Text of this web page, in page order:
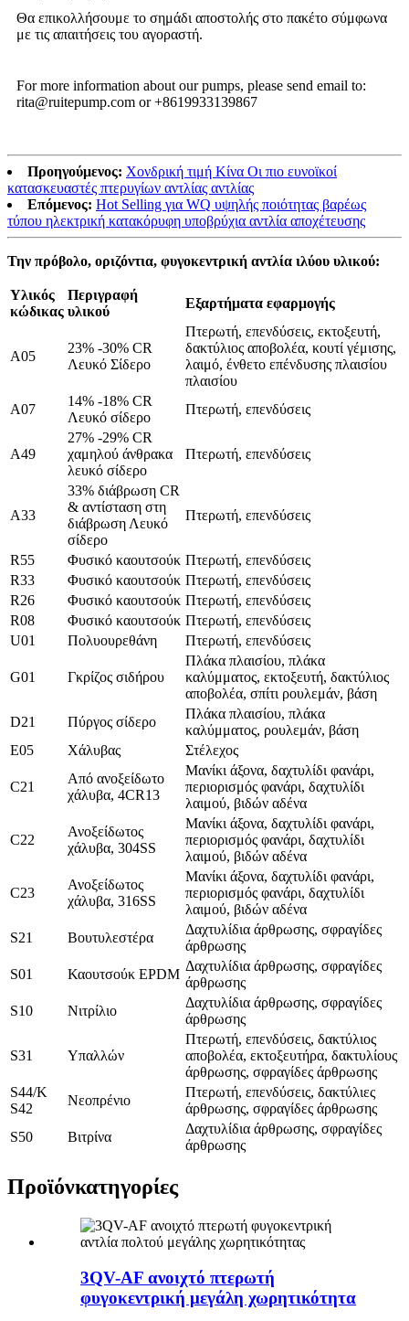
Θα επικολλήσουμε το σημάδι αποστολής στο πακέτο σύμφωνα
με τις απαιτήσεις του αγοραστή.
For more information about our pumps, please send email to:
rita@ruitepump.com or +8619933139867
Προηγούμενος: Χονδρική τιμή Κίνα Οι πιο ευνοϊκοί
κατασκευαστές πτερυγίων αντλίας αντλίας
Επόμενος: Hot Selling για WQ υψηλής ποιότητας βαρέως
τύπου ηλεκτρική κατακόρυφη υποβρύχια αντλία αποχέτευσης
Την πρόβολο, οριζόντια, φυγοκεντρική αντλία ιλύου υλικού:
Υλικός
κώδικας
Περιγραφή
υλικού
Εξαρτήματα εφαρμογής
A05
23% -30% CR
Λευκό Σίδερο
Πτερωτή, επενδύσεις, εκτοξευτή,
δακτύλιος αποβολέα, κουτί γέμισης,
λαιμό, ένθετο επένδυσης πλαισίου
πλαισίου
A07
14% -18% CR
Λευκό σίδερο
Πτερωτή, επενδύσεις
Α49
27% -29% CR
χαμηλού άνθρακα
λευκό σίδερο
Πτερωτή, επενδύσεις
Α33
33% διάβρωση CR
& αντίσταση στη
διάβρωση Λευκό
σίδερο
Πτερωτή, επενδύσεις
R55 Φυσικό καουτσούκ Πτερωτή, επενδύσεις
R33
Φυσικό καουτσούκ Πτερωτή, επενδύσεις
R26
Φυσικό καουτσούκ Πτερωτή, επενδύσεις
R08
Φυσικό καουτσούκ Πτερωτή, επενδύσεις
U01
Πολυουρεθάνη Πτερωτή, επενδύσεις
G01 Γκρίζος σιδήρου
Πλάκα πλαισίου, πλάκα
καλύμματος, εκτοξευτή, δακτύλιος
αποβολέα, σπίτι ρουλεμάν, βάση
D21
Πύργος σίδερο
Πλάκα πλαισίου, πλάκα
καλύμματος, ρουλεμάν, βάση
Ε05
Χάλυβας Στέλεχος
C21
Από ανοξείδωτο
χάλυβα, 4CR13
Μανίκι άξονα, δαχτυλίδι φανάρι,
περιορισμός φανάρι, δαχτυλίδι
λαιμού, βιδών αδένα
C22
Ανοξείδωτος
χάλυβα, 304SS
Μανίκι άξονα, δαχτυλίδι φανάρι,
περιορισμός φανάρι, δαχτυλίδι
λαιμού, βιδών αδένα
C23
Ανοξείδωτος
χάλυβα, 316SS
Μανίκι άξονα, δαχτυλίδι φανάρι,
περιορισμός φανάρι, δαχτυλίδι
λαιμού, βιδών αδένα
S21
Βουτυλεστέρα
Δαχτυλίδια άρθρωσης, σφραγίδες
άρθρωσης
S01
Καουτσούκ EPDM
Δαχτυλίδια άρθρωσης, σφραγίδες
άρθρωσης
S10
Νιτρίλιο
Δαχτυλίδια άρθρωσης, σφραγίδες
άρθρωσης
S31 Υπαλλών
Πτερωτή, επενδύσεις, δακτύλιος
αποβολέα, εκτοξευτήρα, δακτυλίους
άρθρωσης, σφραγίδες άρθρωσης
S44/K
S42
Νεοπρένιο
Πτερωτή, επενδύσεις, δακτύλιες
άρθρωσης, σφραγίδες άρθρωσης
S50
Βιτρίνα
Δαχτυλίδια άρθρωσης, σφραγίδες
άρθρωσης
Προϊόνκατηγορίες
3QV-AF ανοιχτό πτερωτή
φυγοκεντρική μεγάλη χωρητικότητα